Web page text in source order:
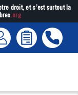
droit, et c’est surtout la
.org